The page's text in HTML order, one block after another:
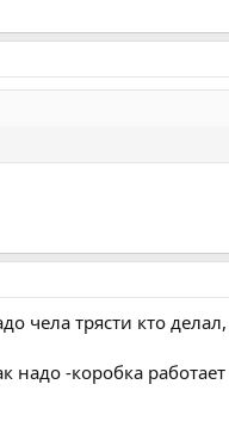
чела трясти кто
надо -коробка